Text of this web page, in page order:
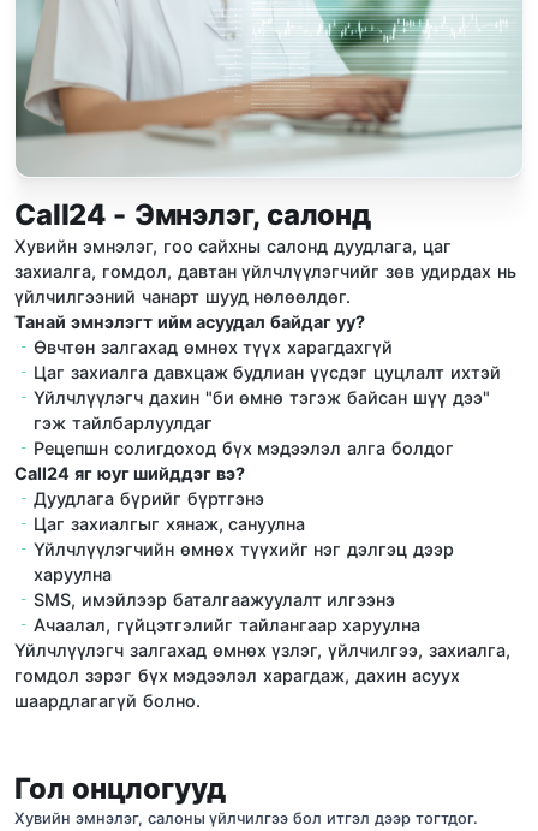
Call24 - Эмнэлэг, салонд
Хувийн эмнэлэг, гоо сайхны салонд дуудлага, цаг
захиалга, гомдол, давтан үйлчлүүлэгчийг зөв удирдах нь
үйлчилгээний чанарт шууд нөлөөлдөг.
Танай эмнэлэгт ийм асуудал байдаг уу?
Өвчтөн залгахад өмнөх түүх харагдахгүй
Цаг захиалга давхцаж будлиан үүсдэг цуцлалт ихтэй
Үйлчлүүлэгч дахин "би өмнө тэгэж байсан шүү дээ"
гэж тайлбарлуулдаг
Рецепшн солигдоход бүх мэдээлэл алга болдог
Call24 яг юуг шийддэг вэ?
Дуудлага бүрийг бүртгэнэ
Цаг захиалгыг хянаж, сануулна
Үйлчлүүлэгчийн өмнөх түүхийг нэг дэлгэц дээр
харуулна
SMS, имэйлээр баталгаажуулалт илгээнэ
Ачаалал, гүйцэтгэлийг тайлангаар харуулна
Үйлчлүүлэгч залгахад өмнөх үзлэг, үйлчилгээ, захиалга,
гомдол зэрэг бүх мэдээлэл харагдаж, дахин асуух
шаардлагагүй болно.
Гол онцлогууд
Хувийн эмнэлэг, салоны үйлчилгээ бол итгэл дээр тогтдог.